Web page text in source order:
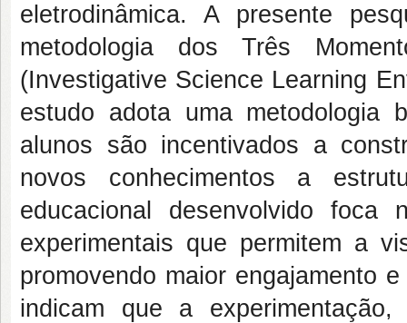
eletrodinâmica. A presente
metodologia dos Três
(Investigative Science Learning
estudo adota uma metodologia
alunos são incentivados a
novos conhecimentos a
educacional desenvolvido
experimentais que permitem a
promovendo maior engajamento
indicam que a